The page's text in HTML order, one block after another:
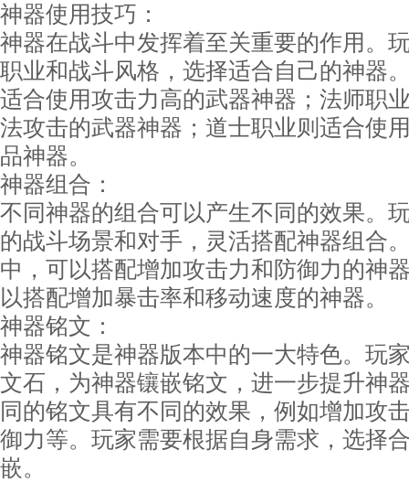
神器使用技巧：
神器在战斗中发挥着至关重要的作用。
职业和战斗风格，选择适合自己的神器
适合使用攻击力高的武器神器；法师职
法攻击的武器神器；道士职业则适合使
品神器。
神器组合：
不同神器的组合可以产生不同的效果。
的战斗场景和对手，灵活搭配神器组合
中，可以搭配增加攻击力和防御力的神
以搭配增加暴击率和移动速度的神器。
神器铭文：
神器铭文是神器版本中的一大特色。玩
文石，为神器镶嵌铭文，进一步提升神
同的铭文具有不同的效果，例如增加攻
御力等。玩家需要根据自身需求，选择
嵌。